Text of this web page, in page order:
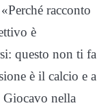
racconto
è
questo non ti fa
è il calcio e a
nella